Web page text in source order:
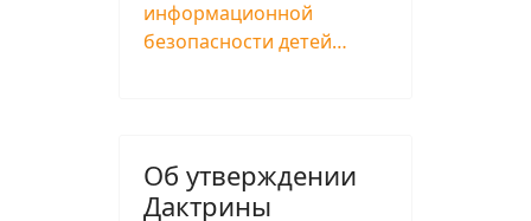
информационной
безопасности детей…
Об утверждении
Дактрины